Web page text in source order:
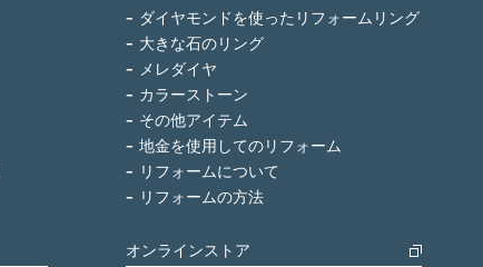
ダイヤモンドを使ったリフォームリング
大きな石のリング
メレダイヤ
カラーストーン
その他アイテム
地金を使用してのリフォーム
リフォームについて
リフォームの方法
オンラインストア